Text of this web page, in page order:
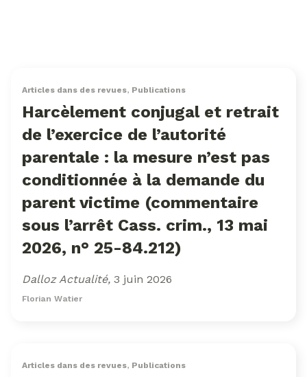
Articles dans des revues, Publications
Harcèlement conjugal et retrait
de l’exercice de l’autorité
parentale : la mesure n’est pas
conditionnée à la demande du
parent victime (commentaire
sous l’arrêt Cass. crim., 13 mai
2026, n° 25-84.212)
Dalloz Actualité, 3 juin 2026
Florian Watier
Articles dans des revues, Publications